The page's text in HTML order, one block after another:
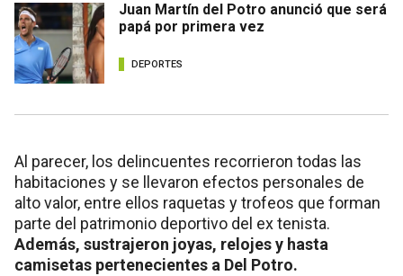
Juan Martín del Potro anunció que será
papá por primera vez
DEPORTES
Al parecer, los delincuentes recorrieron todas las
habitaciones y se llevaron efectos personales de
alto valor, entre ellos raquetas y trofeos que forman
parte del patrimonio deportivo del ex tenista.
Además, sustrajeron joyas, relojes y hasta
camisetas pertenecientes a Del Potro.